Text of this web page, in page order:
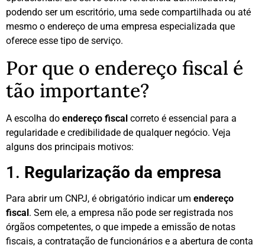
podendo ser um escritório, uma sede compartilhada ou até
mesmo o endereço de uma empresa especializada que
oferece esse tipo de serviço.
Por que o endereço fiscal é
tão importante?
A escolha do endereço fiscal correto é essencial para a
regularidade e credibilidade de qualquer negócio. Veja
alguns dos principais motivos:
1. Regularização da empresa
Para abrir um CNPJ, é obrigatório indicar um endereço
fiscal . Sem ele, a empresa não pode ser registrada nos
órgãos competentes, o que impede a emissão de notas
fiscais, a contratação de funcionários e a abertura de conta